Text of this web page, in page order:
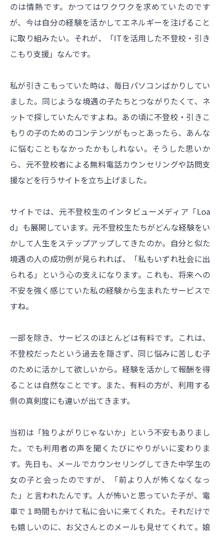
のは情熱です。かつてはワクワクを求めていたのです
が、今は自分の経験を活かしてエネルギーを注げること
に取り組みたい。それが、「ITを活用した不登校・引き
こもり支援」なんです。
私が引きこもっていた時は、毎日パソコンばかりしてい
ました。同じような境遇の子たちとつながりたくて、ネ
ットで探していたんですよね。あの頃に不登校・引きこ
もりの子のためのコンテンツがもっとあったら、あんな
に悩むこともなかったかもしれない。そうした思いか
ら、元不登校者による無料電話カウンセリングや訪問支
援などを行うサイトを立ち上げました。
サイトでは、元不登校生のインタビューメディア「Loa
d」も展開しています。元不登校生たちがどんな経験をい
かして人生をステップアップしてきたのか。自分と似た
境遇の人の成功例が見られれば、「私もいずれ社会に出
られる」という心の支えになります。これも、将来への
不安を強く感じていた私の経験から生まれたサービスで
すね。
一部を除き、サービスのほとんどは有料です。これは、
不登校だったという過去を隠さず、同じ悩みに苦しむ子
のために活かして欲しいから。経験を活かして報酬を得
ることは自然なことです。また、有料の方が、利用する
側の真剣度にも違いが出てきます。
当初は「独りよがりじゃないか」という不安もありまし
た。でも利用者の声を聞くたびにやりがいに変わりま
す。先日も、メールでカウンセリングしてきた中学生の
女の子と会ったのですが、「前より人が怖くなくなっ
た」と言われたんです。人が怖いと思っていた子が、電
車で１時間もかけて私に会いに来てくれた。それだけで
も嬉しいのに、お父さんとのメールも見せてくれて。娘